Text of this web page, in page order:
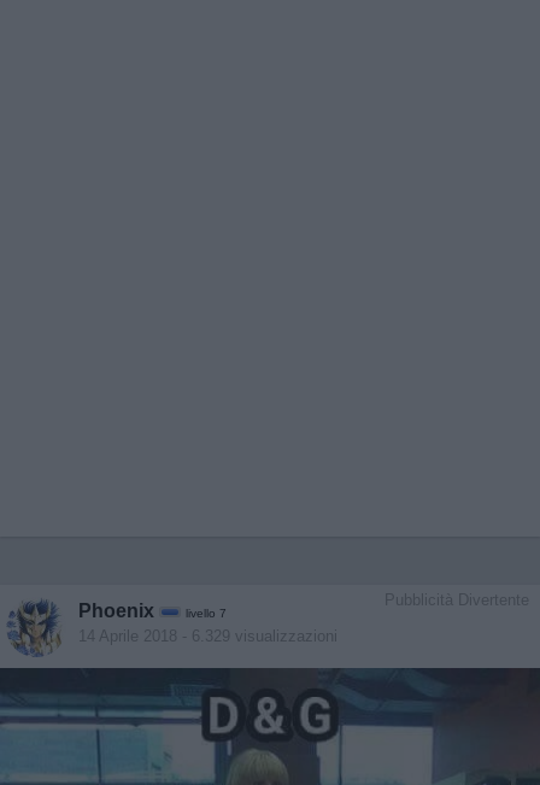
Pubblicità Divertente
Phoenix livello 7
14 Aprile 2018 - 6.329 visualizzazioni